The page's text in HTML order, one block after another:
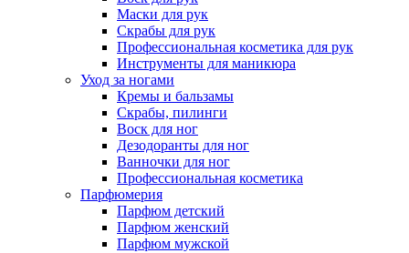
Маски для рук
Скрабы для рук
Профессиональная косметика для рук
Инструменты для маникюра
Уход за ногами
Кремы и бальзамы
Скрабы, пилинги
Воск для ног
Дезодоранты для ног
Ванночки для ног
Профессиональная косметика
Парфюмерия
Парфюм детский
Парфюм женский
Парфюм мужской